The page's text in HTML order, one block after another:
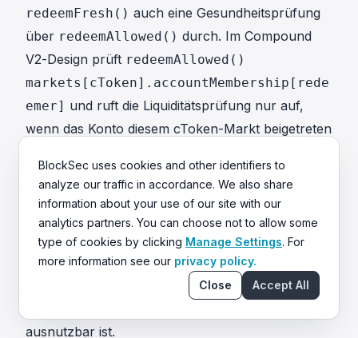
redeemFresh() auch eine Gesundheitsprüfung
über redeemAllowed() durch. Im Compound
V2-Design prüft redeemAllowed()
markets[cToken].accountMembership[rede
emer] und ruft die Liquiditätsprüfung nur auf,
wenn das Konto diesem cToken-Markt beigetreten
übersprungen. DaredeemAmountInvom
Angreifer kontrolliert wird und beliebig hoch
eingestellt werden kann, würde die
Liquiditätsprüfung fehlschlagen, wennkETH
weiterhin als Sicherheit zählt. Dies bedeutet, dass
der Buchhaltungsfehler allein ohne vorherige
ausnutzbar ist.
BlockSec uses cookies and other identifiers to
analyze our traffic in accordance. We also share
information about your use of our site with our
analytics partners. You can choose not to allow some
type of cookies by clicking Manage Settings. For
more information see our privacy policy.
Close
Accept All